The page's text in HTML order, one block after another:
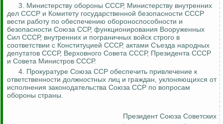
3. Министерству обороны СССР, Министерству внутренних
дел СССР и Комитету государственной безопасности СССР
вести работу по обеспечению обороноспособности и
безопасности Союза ССР, функционирования Вооруженных
Сил СССР, внутренних и пограничных войск строго в
соответствии с Конституцией СССР, актами Съезда народных
депутатов СССР, Верховного Совета СССР, Президента СССР
и Совета Министров СССР.
4. Прокуратуре Союза ССР обеспечить привлечение к
ответственности должностных лиц и граждан, уклоняющихся от
исполнения законодательства Союза ССР по вопросам
обороны страны.
Президент Союза Советских